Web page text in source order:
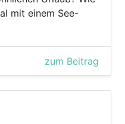
mit einem See-
zum Beitrag